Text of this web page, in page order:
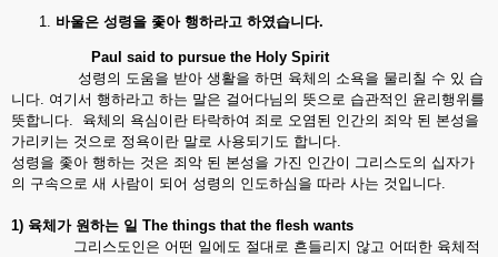
바울은 성령을 좇아 행하라고 하였습니다.
Paul said to pursue the Holy Spirit
성령의 도움을 받아 생활을 하면 육체의 소욕을 물리칠 수 있 습
니다. 여기서 행하라고 하는 말은 걸어다님의 뜻으로 습관적인 윤리행위를
뜻합니다. 육체의 욕심이란 타락하여 죄로 오염된 인간의 죄악 된 본성을
가리키는 것으로 정욕이란 말로 사용되기도 합니다.
성령을 좇아 행하는 것은 죄악 된 본성을 가진 인간이 그리스도의 십자가
의 구속으로 새 사람이 되어 성령의 인도하심을 따라 사는 것입니다.
1) 육체가 원하는 일 The things that the flesh wants
그리스도인은 어떤 일에도 절대로 흔들리지 않고 어떠한 육체적